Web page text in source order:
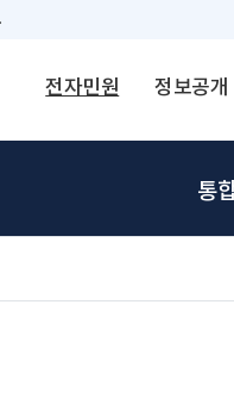
전자민원 정보공개
통